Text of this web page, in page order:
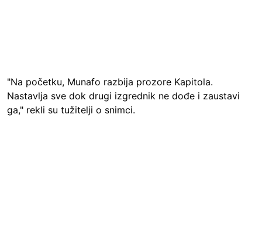
"Na početku, Munafo razbija prozore Kapitola.
Nastavlja sve dok drugi izgrednik ne dođe i zaustavi
ga," rekli su tužitelji o snimci.